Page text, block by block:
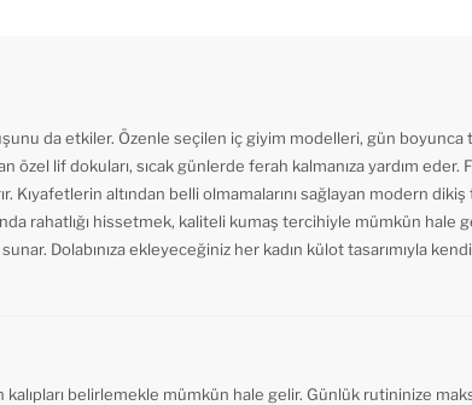
da etkiler. Özenle seçilen iç giyim modelleri, gün boyunca
lif dokuları, sıcak günlerde ferah kalmanıza yardım eder.
Kıyafetlerin altından belli olmamalarını sağlayan modern
rahatlığı hissetmek, kaliteli kumaş tercihiyle mümkün hale
Dolabınıza ekleyeceğiniz her kadın külot tasarımıyla
belirlemekle mümkün hale gelir. Günlük rutininize